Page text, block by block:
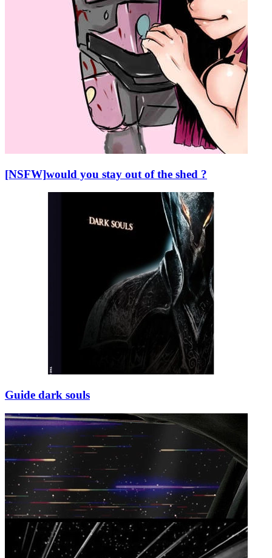
[NSFW]would you stay out of the shed ?
Guide dark souls